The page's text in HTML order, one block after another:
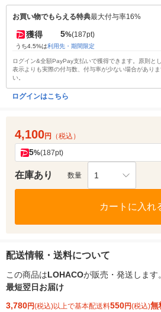
お買い物でもらえる特典最大付与率16%
獲得 5%(187pt)
うち4.5%は利用先・期間限定
ログイン&全額PayPay支払いで獲得できます。原則と
表示よりも実際の付与数、付与率が少ない場合があり
い。
ログインはこちら
4,100円 （税込）
5%(187pt)
在庫あり 数量 1
カートに入れ
配送情報・送料について
この商品はLOHACOが販売・発送します。
最短翌日お届け
3,780円(税込)以上で基本配送料550円(税込)無